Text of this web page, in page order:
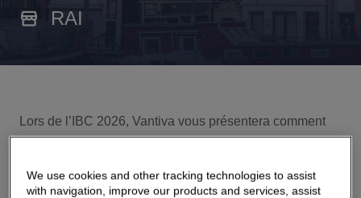
RAI
Lors de l’IBC 2026, Vantiva vous présentera comment
entreprises du secteur des médias.
We use cookies and other tracking technologies to assist
with navigation, improve our products and services, assist